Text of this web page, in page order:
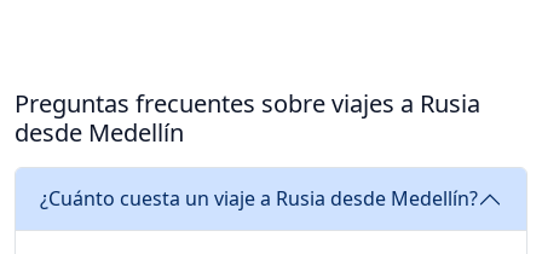
Preguntas frecuentes sobre viajes a Rusia
desde Medellín
¿Cuánto cuesta un viaje a Rusia desde Medellín?